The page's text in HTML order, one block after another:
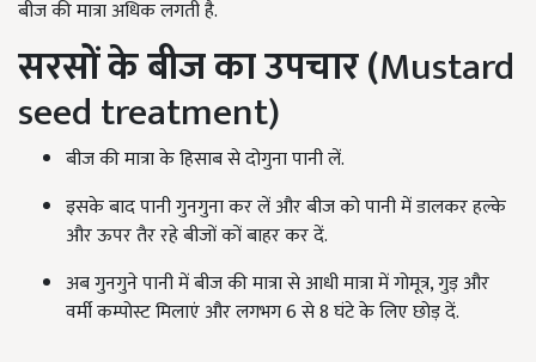
बीज की मात्रा अधिक लगती है.
सरसों केबीज का उपचार (Mustard
seed treatment)
बीज की मात्रा के हिसाब से दोगुना पानी लें.
इसके बाद पानी गुनगुना कर लें और बीज को पानी में डालकर हल्के
और ऊपर तैर रहे बीजों कों बाहर कर दें.
अब गुनगुने पानी में बीज की मात्रा से आधी मात्रा में गोमूत्र, गुड़ और
वर्मी कम्पोस्ट मिलाएं और लगभग 6 से 8 घंटे के लिए छोड़ दें.